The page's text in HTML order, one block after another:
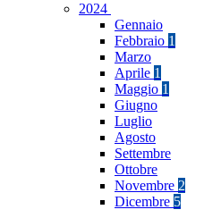
2024
Gennaio
Febbraio 1
Marzo
Aprile 1
Maggio 1
Giugno
Luglio
Agosto
Settembre
Ottobre
Novembre 2
Dicembre 5